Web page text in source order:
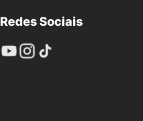
Redes Sociais